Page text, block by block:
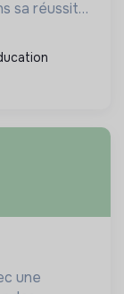
sa réussite
une